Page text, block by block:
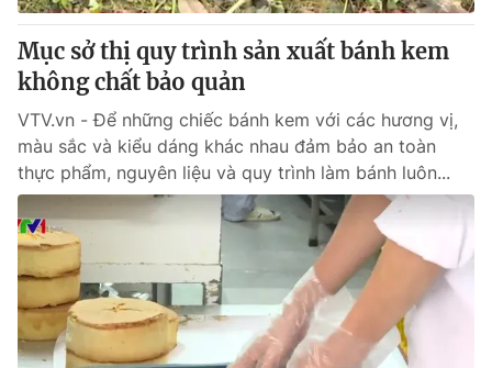
Mục sở thị quy trình sản xuất bánh kem
không chất bảo quản
VTV.vn - Để những chiếc bánh kem với các hương vị,
màu sắc và kiểu dáng khác nhau đảm bảo an toàn
thực phẩm, nguyên liệu và quy trình làm bánh luôn...